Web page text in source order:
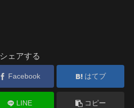
シェアする
Facebook はてブ
LINE コピー